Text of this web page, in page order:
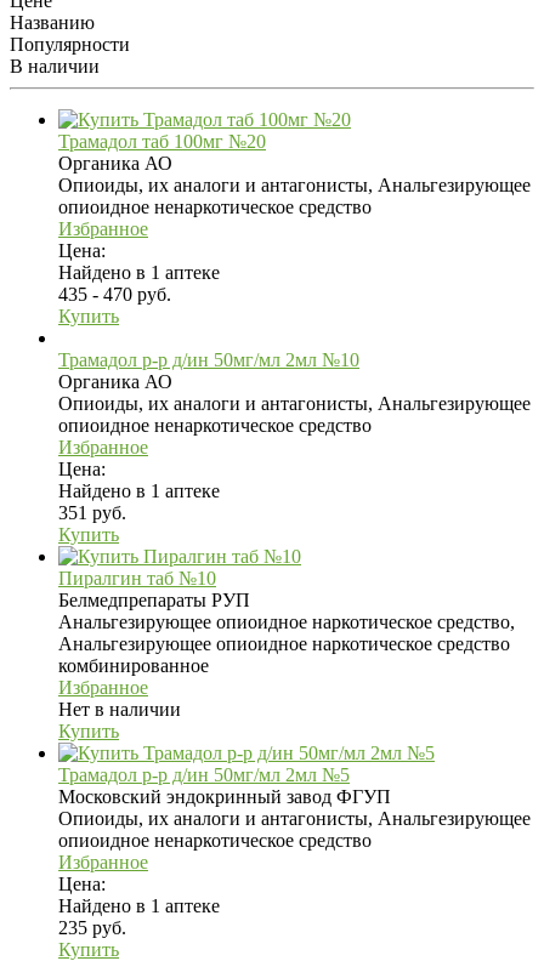
Названию
Популярности
В наличии
Трамадол таб 100мг №20
Органика АО
Опиоиды, их аналоги и антагонисты, Анальгезирующее
опиоидное ненаркотическое средство
Избранное
Цена:
Найдено в 1 аптеке
435 - 470 руб.
Купить
Трамадол р-р д/ин 50мг/мл 2мл №10
Органика АО
Опиоиды, их аналоги и антагонисты, Анальгезирующее
опиоидное ненаркотическое средство
Избранное
Цена:
Найдено в 1 аптеке
351 руб.
Купить
Пиралгин таб №10
Белмедпрепараты РУП
Анальгезирующее опиоидное наркотическое средство,
Анальгезирующее опиоидное наркотическое средство
комбинированное
Избранное
Нет в наличии
Купить
Трамадол р-р д/ин 50мг/мл 2мл №5
Московский эндокринный завод ФГУП
Опиоиды, их аналоги и антагонисты, Анальгезирующее
опиоидное ненаркотическое средство
Избранное
Цена:
Найдено в 1 аптеке
235 руб.
Купить